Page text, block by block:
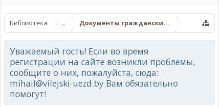
Библиотека ... Документы гражданских ведомств
Уважаемый гость! Если во время
регистрации на сайте возникли проблемы,
сообщите о них, пожалуйста, сюда:
mihail@vilejski-uezd.by Вам обязательно
помогут!